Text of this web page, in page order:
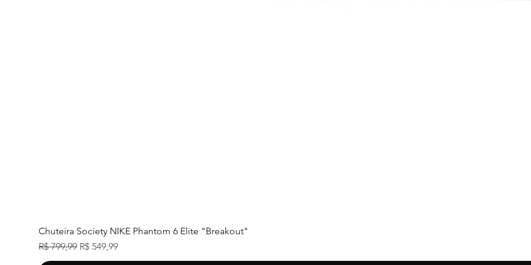
Chuteira Society NIKE Phantom 6 Elite "Breakout"
Preço normal
R$ 799,99 Preço promocional
R$ 549,99